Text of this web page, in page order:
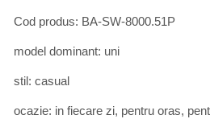
Cod produs: BA-SW-8000.51P
model dominant: uni
stil: casual
ocazie: in fiecare zi, pentru oras,